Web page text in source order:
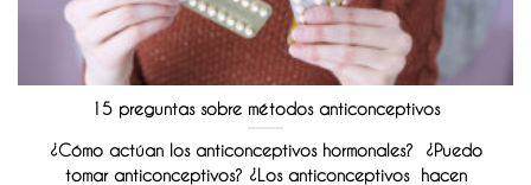
15 preguntas sobre métodos anticonceptivos
¿Cómo actúan los anticonceptivos hormonales? ¿Puedo
tomar anticonceptivos? ¿Los anticonceptivos hacen